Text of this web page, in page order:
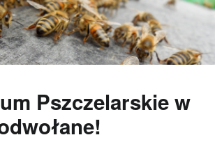
Pszczelarskie w